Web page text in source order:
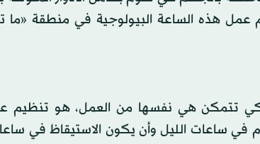
عمل هذه الساعة البيولوجية في منطقة «ما
تتمكن هي نفسها من العمل، هو تنظيم
في ساعات الليل وأن يكون الاستيقاظ في